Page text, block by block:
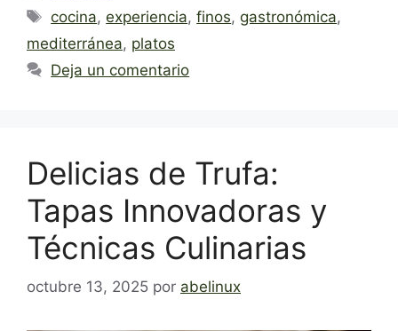
Etiquetas
cocina,experiencia,finos, gastronómica,
mediterránea, platos
Deja un comentario
Delicias de Trufa:
Tapas Innovadoras y
Técnicas Culinarias
octubre 13, 2025 por abelinux